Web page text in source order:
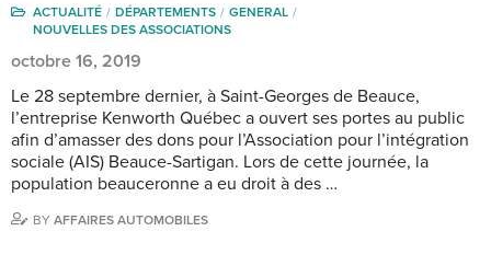
ACTUALITÉ DÉPARTEMENTS
GENERAL
NOUVELLES DES ASSOCIATIONS
octobre 16, 2019
Le 28 septembre dernier, à Saint-Georges de Beauce,
l’entreprise Kenworth Québec a ouvert ses portes au public
afin d’amasser des dons pour l’Association pour l’intégration
sociale (AIS) Beauce-Sartigan. Lors de cette journée, la
population beauceronne a eu droit à des …
BY AFFAIRES AUTOMOBILES